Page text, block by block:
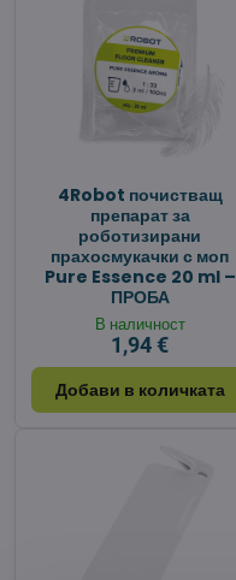
4Robot почистващ
препарат за
роботизирани
прахосмукачки с моп
Pure Essence 20 ml –
ПРОБА
В наличност
1,94 €
Добави в количката